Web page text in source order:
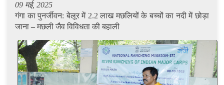
09 मई, 2025
गंगा का पुनर्जीवन: बेलूर में 2.2 लाख मछलियों के बच्चों का नदी में छोड़ा
जाना – मछली जैव विविधता की बहाली